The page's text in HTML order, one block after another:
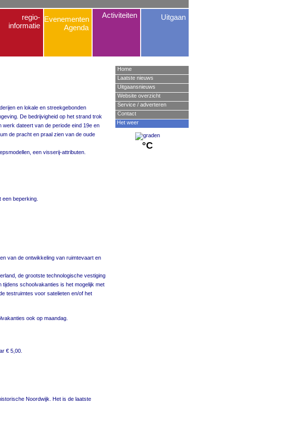
Uitgaan
Activiteiten
Evenementen
Agenda
regio-
informatie
en lokale en streekgebonden
De bedrijvigheid op het strand trok
dateert van de periode eind 19e en
de pracht en praal zien van de oude
een visserij-attributen.
beperking.
van de ontwikkeling van ruimtevaart en
de grootste technologische vestiging
schoolvakanties is het mogelijk met
testruimtes voor satelieten en/of het
ook op maandag.
€ 5,00.
Noordwijk. Het is de laatste
Home
Laatste nieuws
Uitgaansnieuws
Website overzicht
Service / adverteren
Contact
Het weer
°C